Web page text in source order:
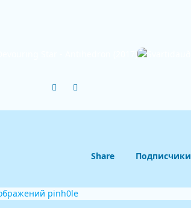
Previous carousel slide
Next carousel slide
Share Подписчики
pinh0le